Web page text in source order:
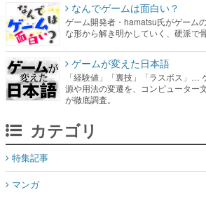
なんでゲームは面白い？
ゲーム開発者・hamatsu氏がゲーム
な形から解き明かしていく、硬派で
ゲームが変えた日本語
「経験値」「裏技」「ラスボス」…
源や用法の変遷を、コンピューター
が徹底調査。
カテゴリ
特集記事
マンガ